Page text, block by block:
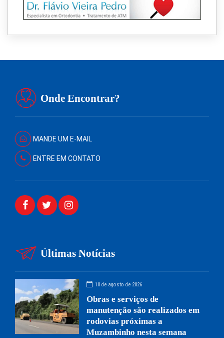
Onde Encontrar?
MANDE UM E-MAIL
ENTRE EM CONTATO
Últimas Notícias
10 de agosto de 2026
Obras e serviços de
manutenção são realizados em
rodovias próximas a
Muzambinho nesta semana